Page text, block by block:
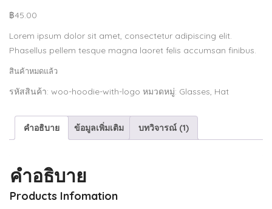
คะแนนเต็ม
คะแนนของ
ลูกค้า
฿45.00
Lorem ipsum dolor sit amet, consectetur adipiscing elit.
Phasellus pellem tesque magna laoret felis accumsan finibus.
สินค้าหมดแล้ว
รหัสสินค้า: woo-hoodie-with-logo หมวดหมู่: Glasses, Hat
คำอธิบาย ข้อมูลเพิ่มเติม บทวิจารณ์ (1)
คำอธิบาย
Products Infomation